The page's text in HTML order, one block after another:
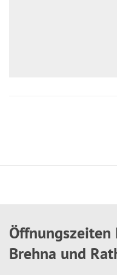
Öffnungszeiten
Brehna und